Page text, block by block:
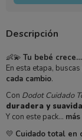
Descripción
👶💫 Tu bebé
En esta etapa, buscas
cada cambio.
Con Dodot Cuidado
duradera y
Y con este pack…
💛 Cuidado total en